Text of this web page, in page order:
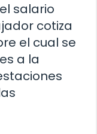
salario
cotiza
el cual se
a la